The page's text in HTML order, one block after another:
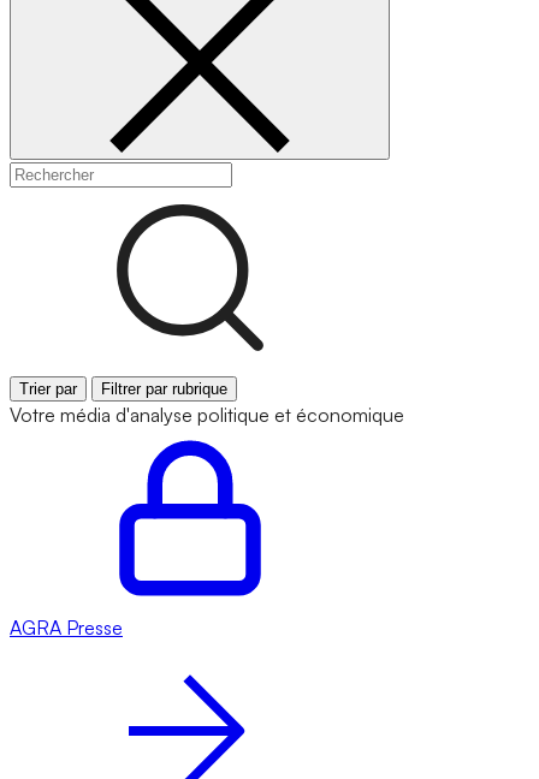
Trier par Filtrer par rubrique
Votre média d'analyse politique et économique
AGRA Presse